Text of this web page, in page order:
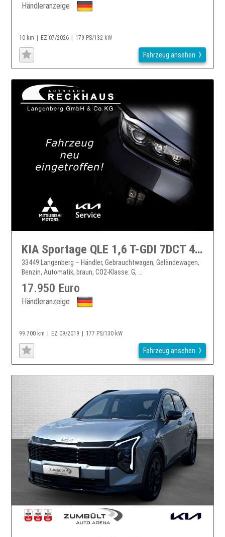
Händleranzeige
10 km EZ 07/2026 179 PS/132 kW
Fahrzeug ansehen
KIA Sportage QLE 1,6 T-GDI 7DCT 4WD LED Carplay Sportage
33449 Langenberg – Händler, Gebrauchtwagen, Geländewagen,
Benzin, Automatik, braun, CO2-Klasse: G, ...
17.950 Euro
Händleranzeige
99.700 km EZ 09/2019 177 PS/130 kW
Fahrzeug ansehen